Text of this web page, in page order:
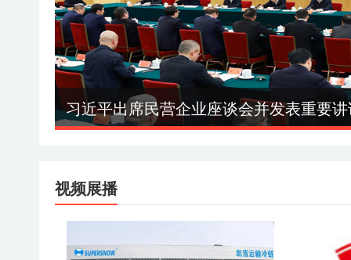
习近平出席民营企业座谈会并发表重要讲
视频展播